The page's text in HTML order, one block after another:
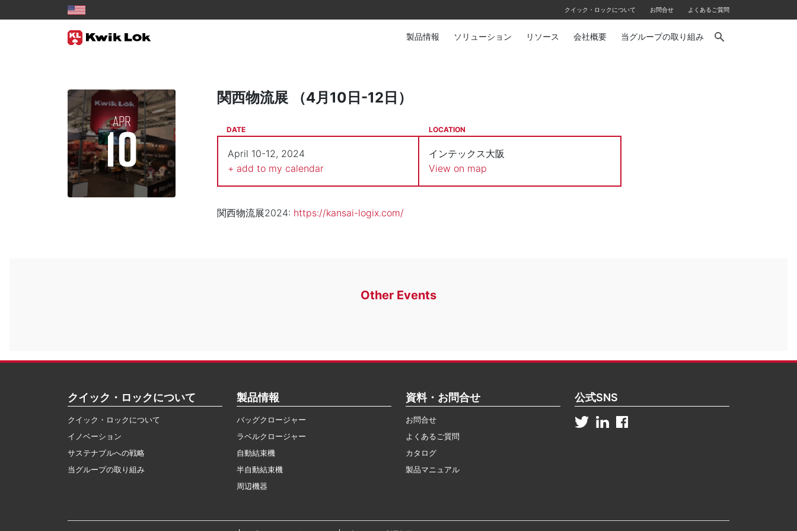
クイック・ロックについて お問合せ よくあるご質問
製品情報 ソリューション リソース 会社概要 当グループの取り組み
関西物流展 （4月10日-12日）
APR
10 DATE
April 10-12, 2024
+ add to my calendar
LOCATION
インテックス大阪
View on map
関西物流展2024: https://kansai-logix.com/
Other Events
クイック・ロックについて
クイック・ロックについて
イノベーション
サステナブルへの戦略
当グループの取り組み
製品情報
バッグクロージャー
ラベルクロージャー
自動結束機
半自動結束機
周辺機器
資料・お問合せ
お問合せ
よくあるご質問
カタログ
製品マニュアル
公式SNS